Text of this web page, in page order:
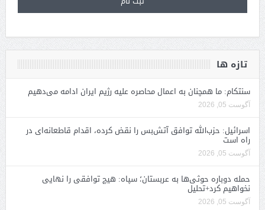
تازه ها
سنتکام: ما همچنان به اعمال محاصره علیه رژیم ایران ادامه می‌دهیم
آگوست 05, 2026
اسرائیل: حزب‌الله توافق آتش‌بس را نقض کرده، اقدام قاطعانه‌ای در
راه است
آگوست 05, 2026
حمله دوباره حوثی‌ها به عربستان؛ سپاه: هیچ توافقی را نهایی
نخواهیم کرد+تحلیل
آگوست 05, 2026